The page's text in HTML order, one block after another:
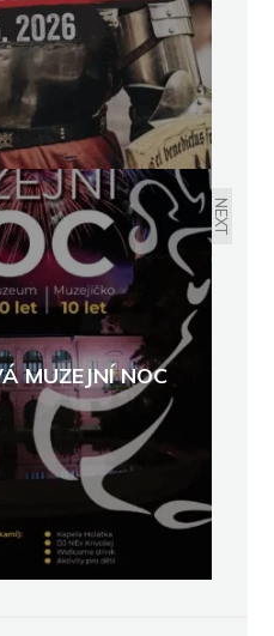
NEXT
MUZEJNÍ NOC